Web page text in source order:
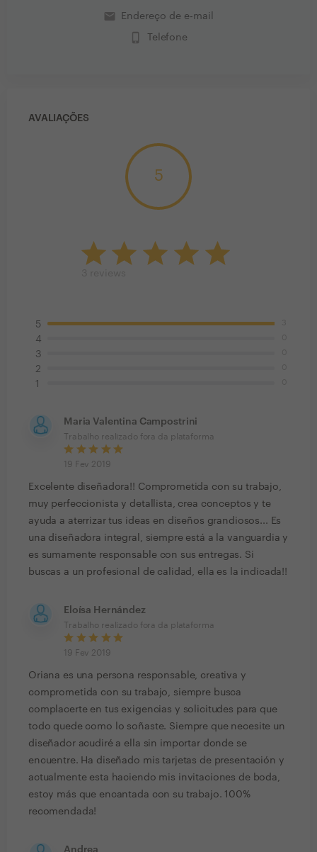
email Endereço de e-mail
phone_iphone Telefone
AVALIAÇÕES
5
5
4
3
2
1
Maria Valentina Campostrini
Trabalho realizado fora da plataforma
19 Fev 2019
Excelente diseñadora!! Comprometida con su trabajo,
muy perfeccionista y detallista, crea conceptos y te
ayuda a aterrizar tus ideas en diseños grandiosos... Es
una diseñadora integral, siempre está a la vanguardia y
es sumamente responsable con sus entregas. Si
buscas a un profesional de calidad, ella es la indicada!!
Eloísa Hernández
Trabalho realizado fora da plataforma
19 Fev 2019
Oriana es una persona responsable, creativa y
comprometida con su trabajo, siempre busca
complacerte en tus exigencias y solicitudes para que
todo quede como lo soñaste. Siempre que necesite un
diseñador acudiré a ella sin importar donde se
encuentre. Ha diseñado mis tarjetas de presentación y
actualmente esta haciendo mis invitaciones de boda,
estoy más que encantada con su trabajo. 100%
recomendada!